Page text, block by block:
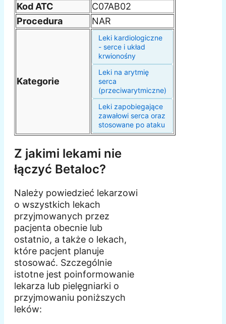
Kod ATC
C07AB02
Procedura
NAR
Kategorie
Leki kardiologiczne
- serce i układ
krwionośny
Leki na arytmię
serca
(przeciwarytmiczne)
Leki zapobiegające
zawałowi serca oraz
stosowane po ataku
Z jakimi lekami nie
łączyć Betaloc?
Należy powiedzieć lekarzowi
o wszystkich lekach
przyjmowanych przez
pacjenta obecnie lub
ostatnio, a także o lekach,
które pacjent planuje
stosować. Szczególnie
istotne jest poinformowanie
lekarza lub pielęgniarki o
przyjmowaniu poniższych
leków: